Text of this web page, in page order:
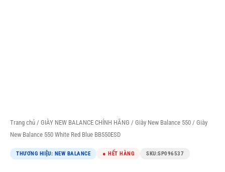
Trang chủ / GIÀY NEW BALANCE CHÍNH HÃNG / Giày New Balance 550 / Giày
New Balance 550 White Red Blue BB550ESD
THƯƠNG HIỆU: NEW BALANCE ● HẾT HÀNG SKU:SP096537